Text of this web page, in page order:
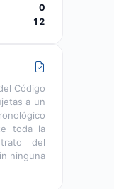
0
12
Código
a un
toda la
del
ninguna